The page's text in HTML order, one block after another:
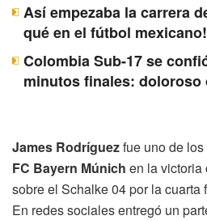
Así empezaba la carrera
qué en el fútbol
Colombia Sub-17 se
minutos finales: doloroso
James Rodríguezfue uno de
FC Bayern Múnich en la victoria
sobre el Schalke 04 por la cuarta
En redes sociales entregó un